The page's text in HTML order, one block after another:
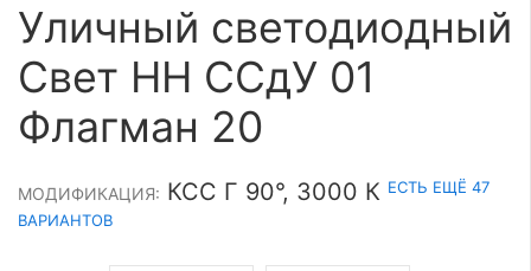
Уличный светодиодный
Свет НН ССдУ 01
Флагман 20
МОДИФИКАЦИЯ: КСС Г 90°, 3000 К ЕСТЬ ЕЩЁ 47
ВАРИАНТОВ